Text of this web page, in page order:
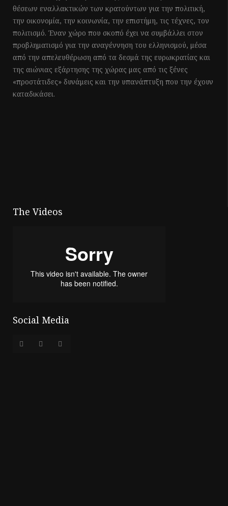
θέσεων εναλλακτικών των κρατούντων για την πολιτική,
την οικονομία, την κοινωνία, την επιστήμη, τις τέχνες, τον
πολιτισμό. Έναν χώρο που σκοπό έχει να συμβάλλει στον
προβληματισμό για την αναγέννηση του ελληνισμού, μέσα
από την απελευθέρωση από τα δεσμά της ευρωκρατίας και
της αιώνιας εξάρτησης της χώρας μας από τις ξένες
«προστάτιδες» δυνάμεις και την υπανάπτυξη που την έχουν
καταδικάσει.
The Videos
Social Media